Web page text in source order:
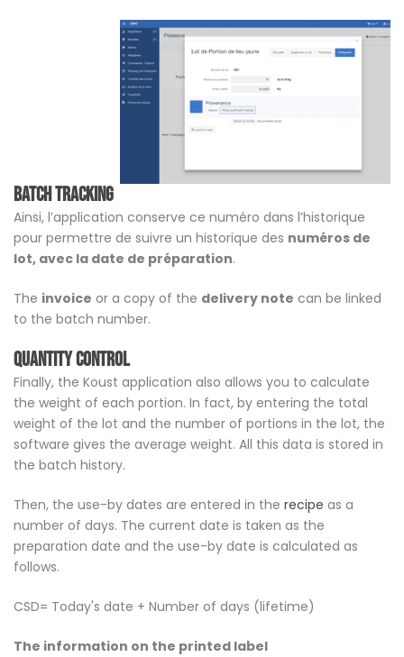
Batch tracking
Ainsi, l’application conserve ce numéro dans l’historique
pour permettre de suivre un historique des numéros de
lot, avec la date de préparation.
The invoice or a copy of the delivery note can be linked
to the batch number.
Quantity control
Finally, the Koust application also allows you to calculate
the weight of each portion. In fact, by entering the total
weight of the lot and the number of portions in the lot, the
software gives the average weight. All this data is stored in
the batch history.
Then, the use-by dates are entered in the recipe as a
number of days. The current date is taken as the
preparation date and the use-by date is calculated as
follows.
CSD= Today's date + Number of days (lifetime)
The information on the printed label